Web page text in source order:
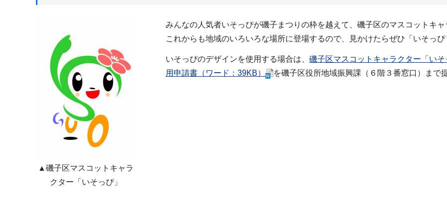
▲磯子区マスコットキャラ
クター「いそっぴ」
みんなの人気者いそっぴが磯子まつりの枠を越えて、磯子区のマスコットキ
これからも地域のいろいろな場所に登場するので、見かけたらぜひ「いそっ
いそっぴのデザインを使用する場合は、 磯子区マスコットキャラクター「い
用申請書（ワード：39KB）
を磯子区役所地域振興課（６階３番窓口）まで